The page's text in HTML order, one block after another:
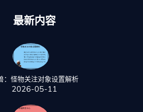
最新内容
：怪物关注对象设置解析
2026-05-11